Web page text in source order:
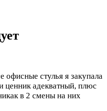
офисные стулья я закупала
ценник адекватный, плюс
в 2 смены на них